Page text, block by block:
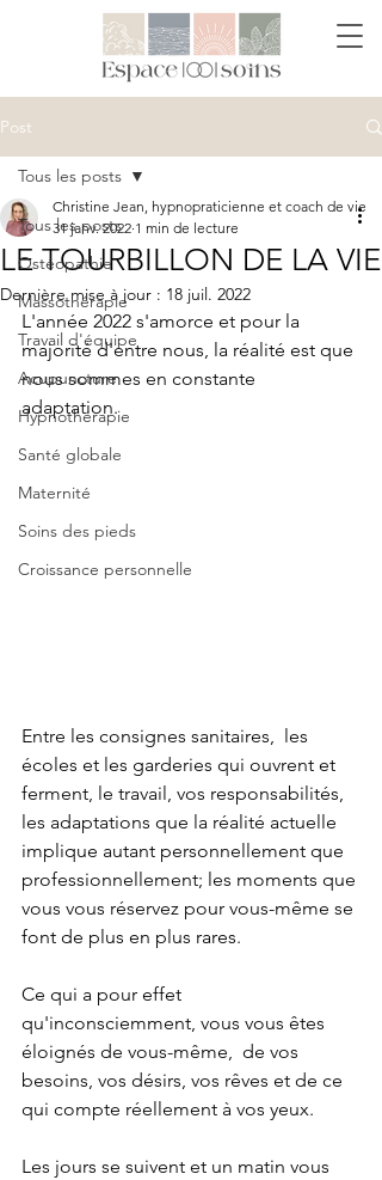
Post
Tous les posts
Ostéopathie
Massothérapie
Travail d'équipe
Acupuncture
Hypnothérapie
Santé globale
Maternité
Soins des pieds
Croissance personnelle
Tous les posts
LE TOURBILLON DE LA VIE
Christine Jean, hypnopraticienne et coach de vie
31 janv. 2022 1 min de lecture
Dernière mise à jour : 18 juil. 2022
L'année 2022 s'amorce et pour la
majorité d'entre nous, la réalité est que
nous sommes en constante
adaptation.
Entre les consignes sanitaires,  les
écoles et les garderies qui ouvrent et
ferment, le travail, vos responsabilités,
les adaptations que la réalité actuelle
implique autant personnellement que
professionnellement; les moments que
vous vous réservez pour vous-même se
font de plus en plus rares.
Ce qui a pour effet
qu'inconsciemment, vous vous êtes
éloignés de vous-même,  de vos
besoins, vos désirs, vos rêves et de ce
qui compte réellement à vos yeux.
Les jours se suivent et un matin vous